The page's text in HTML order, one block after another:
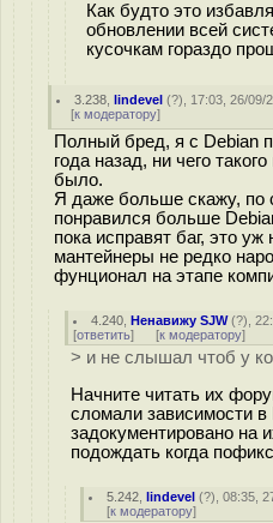
Как будто это
обновлении всей
кусочкам гораздо
3.238 ,lindevel (?), 17:03, 26/09/
[к модератору]
Полный бред, я с Debian
года назад, ни чего
было.
Я даже больше скажу, по
понравился больше
пока исправят баг, это
мантейнеры не редко
фунционал на этапе
4.240 ,Ненавижу SJW(?),
[ответить] [к модератору]
> и не слышал чтоб у
Начните читать их
сломали зависимости
задокументировано на
подождать когда
5.242 ,lindevel (?), 08:35,
[к модератору]